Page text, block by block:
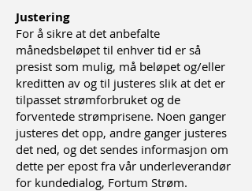
Justering
For å sikre at det anbefalte
månedsbeløpet til enhver tid er så
presist som mulig, må beløpet og/eller
kreditten av og til justeres slik at det er
tilpasset strømforbruket og de
forventede strømprisene. Noen ganger
justeres det opp, andre ganger justeres
det ned, og det sendes informasjon om
dette per epost fra vår underleverandør
for kundedialog, Fortum Strøm.